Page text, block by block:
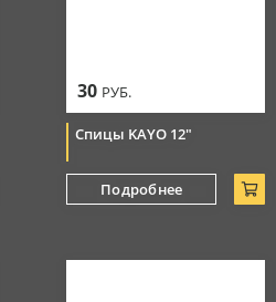
30 РУБ.
Спицы KAYO 12"
Подробнее